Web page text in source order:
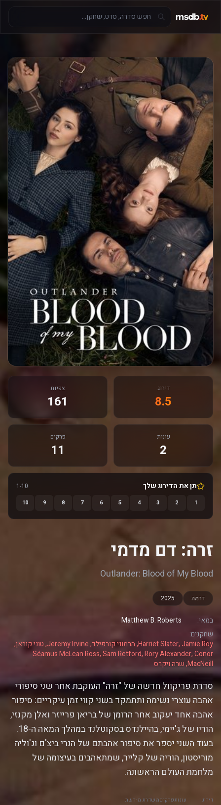
דירוג
8.5
צפיות
161
עונות
2
פרקים
11
תן את הדירוג שלך 1-10
1
2
3
4
5
6
7
8
9
10
זרה: דם מדמי
Outlander: Blood of My Blood
דרמה 2025
במאי:
Matthew B. Roberts
שחקנים:
Harriet Slater, Jamie Roy, הרמוני קורפילד, Jeremy Irvine, טוני קוראן,
Séamus McLean Ross, Sam Retford, Rory Alexander, Conor
MacNeill, שרה ויקרס
סדרת פריקוול חדשה של "זרה" העוקבת אחר שני סיפורי
אהבה עוצרי נשימה ותתמקד בשני קווי זמן עיקריים: סיפור
אהבה אחד יעקוב אחר הרומן של בריאן פרייזר ואלן מקנזי,
הוריו של ג'יימי, בהיילנדס בסקוטלנד במהלך המאה ה-18.
בעוד השני יספר את סיפור אהבתם של הנרי ביצ'ם וג'וליה
מוריסטון, הוריה של קלייר, שמתאהבים בעיצומה של
מלחמת העולם הראשונה.
דירוג עונותפרקיםמשדרת מ-רשת